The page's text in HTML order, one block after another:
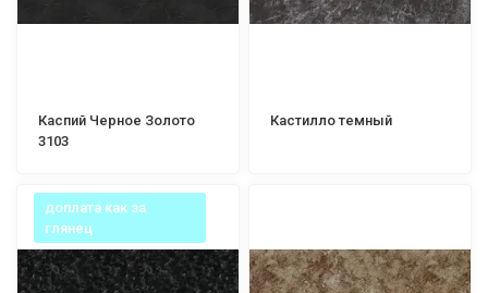
Каспий Черное Золото
3103
Кастилло темный
доплата как за
глянец